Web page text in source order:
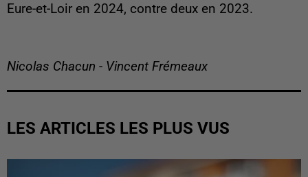
Eure-et-Loir en 2024, contre deux en 2023.
Nicolas Chacun - Vincent Frémeaux
LES ARTICLES LES PLUS VUS